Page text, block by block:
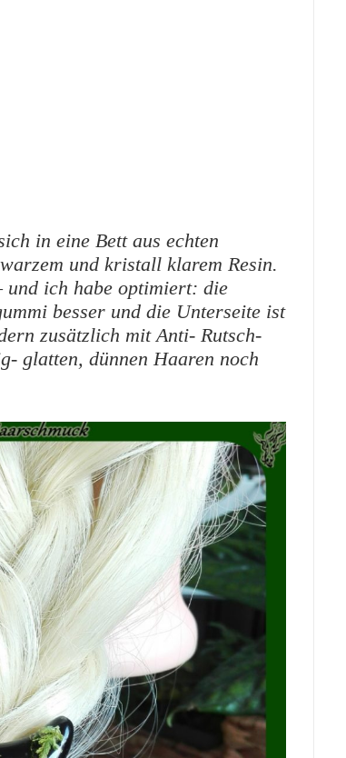
in eine Bett aus echten
und kristall klarem Resin.
und ich habe optimiert: die
besser und die Unterseite ist
zusätzlich mit Anti- Rutsch-
glatten, dünnen Haaren noch